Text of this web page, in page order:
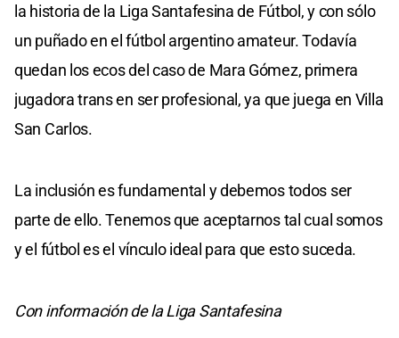
la historia de la Liga Santafesina de Fútbol, y con sólo
un puñado en el fútbol argentino amateur. Todavía
quedan los ecos del caso de Mara Gómez, primera
jugadora trans en ser profesional, ya que juega en Villa
San Carlos.
La inclusión es fundamental y debemos todos ser
parte de ello. Tenemos que aceptarnos tal cual somos
y el fútbol es el vínculo ideal para que esto suceda.
Con información de la Liga Santafesina